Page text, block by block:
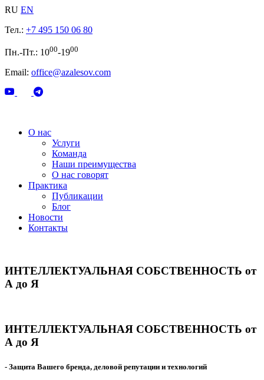
RU EN
Тел.: +7 495 150 06 80
Пн.-Пт.: 1000-1900
Email: office@azalesov.com
О нас
Услуги
Команда
Наши преимущества
О нас говорят
Практика
Публикации
Блог
Новости
Контакты
ИНТЕЛЛЕКТУАЛЬНАЯ СОБСТВЕННОСТЬ от
А до Я
ИНТЕЛЛЕКТУАЛЬНАЯ СОБСТВЕННОСТЬ от
А до Я
- Защита Вашего бренда, деловой репутации и технологий